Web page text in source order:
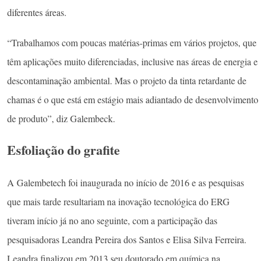
diferentes áreas.
“Trabalhamos com poucas matérias-primas em vários projetos, que
têm aplicações muito diferenciadas, inclusive nas áreas de energia e
descontaminação ambiental. Mas o projeto da tinta retardante de
chamas é o que está em estágio mais adiantado de desenvolvimento
de produto”, diz Galembeck.
Esfoliação do grafite
A Galembetech foi inaugurada no início de 2016 e as pesquisas
que mais tarde resultariam na inovação tecnológica do ERG
tiveram início já no ano seguinte, com a participação das
pesquisadoras Leandra Pereira dos Santos e Elisa Silva Ferreira.
Leandra finalizou em 2013 seu doutorado em química na